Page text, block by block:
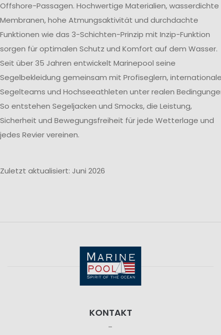
Offshore-Passagen. Hochwertige Materialien, wasserdichte
Membranen, hohe Atmungsaktivität und durchdachte
Funktionen wie das 3-Schichten-Prinzip mit Inzip-Funktion
sorgen für optimalen Schutz und Komfort auf dem Wasser.
Seit über 35 Jahren entwickelt Marinepool seine
Segelbekleidung gemeinsam mit Profiseglern,
Segelteams und Hochseeathleten unter realen
So entstehen Segeljacken und Smocks, die Leistung,
Sicherheit und Bewegungsfreiheit für jede Wetterlage und
jedes Revier vereinen.
Zuletzt aktualisiert: Juni 2026
KONTAKT